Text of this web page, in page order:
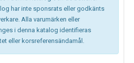
har inte sponsrats eller godkänts
Alla varumärken eller
i denna katalog identifieras
eller korsreferensändamål.